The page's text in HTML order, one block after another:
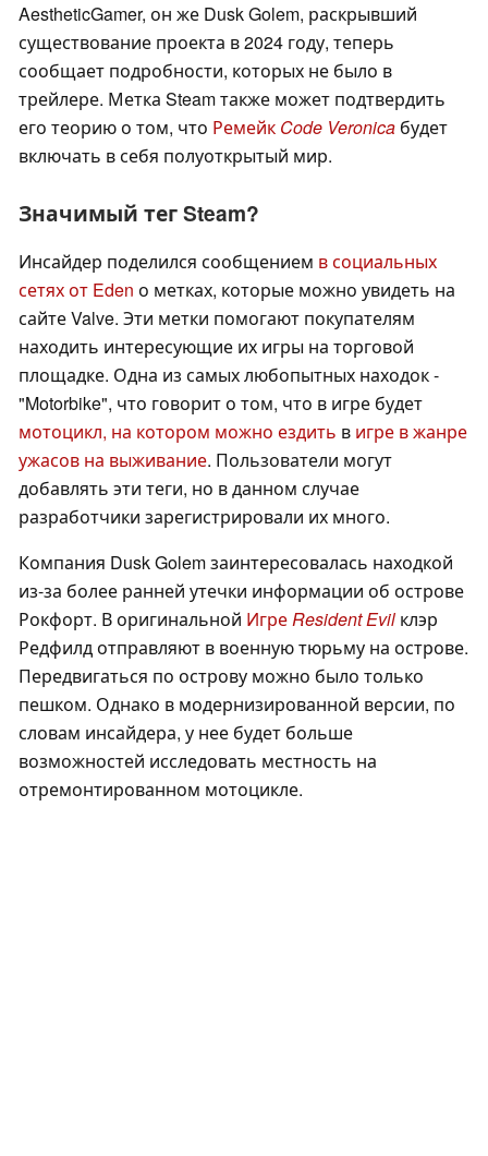
AestheticGamer, он же Dusk Golem, раскрывший
существование проекта в 2024 году, теперь
сообщает подробности, которых не было в
трейлере. Метка Steam также может подтвердить
его теорию о том, что Ремейк Code Veronica будет
включать в себя полуоткрытый мир.
Значимый тег Steam?
Инсайдер поделился сообщением в социальных
сетях от Eden о метках, которые можно увидеть на
сайте Valve. Эти метки помогают покупателям
находить интересующие их игры на торговой
площадке. Одна из самых любопытных находок -
"Motorbike", что говорит о том, что в игре будет
мотоцикл, на котором можно ездить в игре в жанре
ужасов на выживание. Пользователи могут
добавлять эти теги, но в данном случае
разработчики зарегистрировали их много.
Компания Dusk Golem заинтересовалась находкой
из-за более ранней утечки информации об острове
Рокфорт. В оригинальной ИгреResident Evil клэр
Редфилд отправляют в военную тюрьму на острове.
Передвигаться по острову можно было только
пешком. Однако в модернизированной версии, по
словам инсайдера, у нее будет больше
возможностей исследовать местность на
отремонтированном мотоцикле.